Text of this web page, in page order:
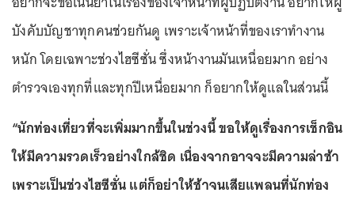
บังคับบัญชาทุกคนช่วยกันดู เพราะเจ้าหน้าที่ของเราทำงาน
หนัก โดยเฉพาะช่วงไฮซีซั่น ซึ่งหน้างานมันเหนื่อยมาก อย่าง
ตำรวจเองทุกที่และทุกปีเหนื่อยมาก ก็อยากให้ดูแลในส่วนนี้
“นักท่องเที่ยวที่จะเพิ่มมากขึ้นในช่วงนี้ ขอให้ดูเรื่องการเช็กอิน
ให้มีความรวดเร็วอย่างใกล้ชิด เนื่องจากอาจจะมีความล่าช้า
เพราะเป็นช่วงไฮซีซั่น แต่ก็อย่าให้ช้าจนเสียแพลนที่นักท่อง